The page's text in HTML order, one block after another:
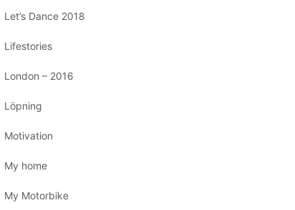
Let’s Dance 2018
Lifestories
London – 2016
Löpning
Motivation
My home
My Motorbike